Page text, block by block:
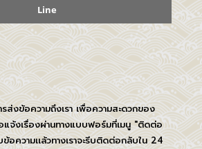
Line
ส่งข้อความถึงเรา เพื่อความสะดวกของ
แจ้งเรื่องผ่านทางแบบฟอร์มที่เมนู "ติดต่อ
ข้อความเเล้วทางเราจะรีบติดต่อกลับใน 24